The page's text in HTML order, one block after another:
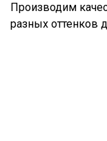
Производим
разных оттенков